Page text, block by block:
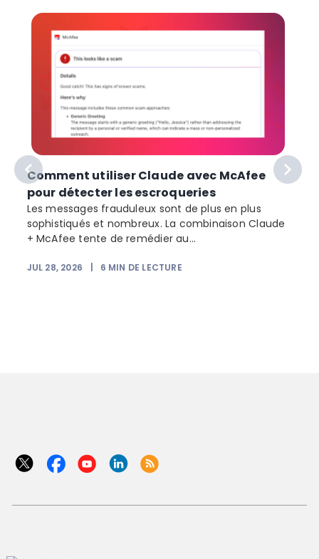
Comment utiliser Claude avec McAfee
pour détecter les escroqueries
Les messages frauduleux sont de plus en plus
sophistiqués et nombreux. La combinaison Claude
+ McAfee tente de remédier au...
JUL 28, 2026 6 MIN DE LECTURE